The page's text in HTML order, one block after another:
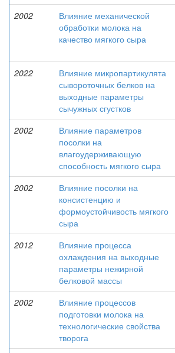
2002
Влияние механической
обработки молока на
качество мягкого сыра
2022
Влияние микропартикулята
сывороточных белков на
выходные параметры
сычужных сгустков
2002
Влияние параметров
посолки на
влагоудерживающую
способность мягкого сыра
2002
Влияние посолки на
консистенцию и
формоустойчивость мягкого
сыра
2012
Влияние процесса
охлаждения на выходные
параметры нежирной
белковой массы
2002
Влияние процессов
подготовки молока на
технологические свойства
творога